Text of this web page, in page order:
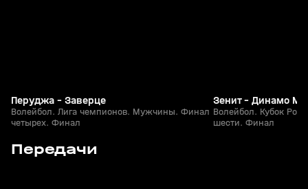
Перуджа - Заверце
Волейбол. Лига чемпионов. Мужчины. Финал
четырех. Финал
Зенит - Динамо
Волейбол. Кубок
шести. Финал
Передачи
09 июл, 09:09